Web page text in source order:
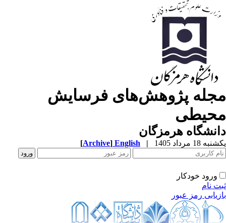
پژوهش‌های فرسایش
هرمزگان
18 مرداد 1405 |
English
[Archive]
ورود خودکار
نام
رمز عبور